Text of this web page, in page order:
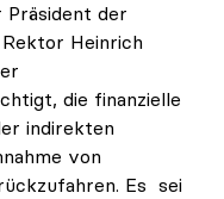
der
Rektor Heinrich
die finanzielle
indirekten
von
Es sei